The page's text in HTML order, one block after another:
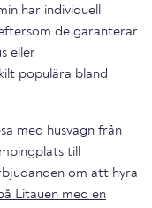
har individuell
de garanterar
eller
populära bland
med husvagn från
till
om att hyra
Litauen med en